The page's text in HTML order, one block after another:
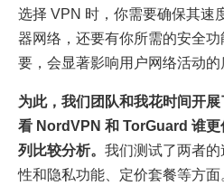
选择 VPN 时，你需要确保其速
器网络，还要有你所需的安全
要，会显著影响用户网络活动的
为此，我们团队和我花时间开
看 NordVPN 和 TorGuard 谁
列比较分析。 我们测试了两者
性和隐私功能、定价套餐等方